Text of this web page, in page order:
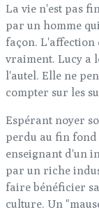
La vie n'est pas
par un homme
façon. L'affection
vraiment. Lucy a
l'autel. Elle ne
compter sur les
Espérant noyer
perdu au fin fond
enseignant d'un
par un riche
faire bénéficier
culture. Un